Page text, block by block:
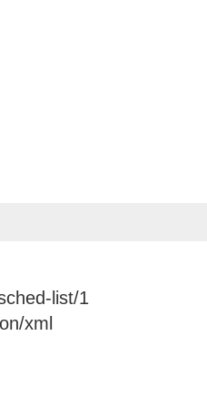
list/1
xml